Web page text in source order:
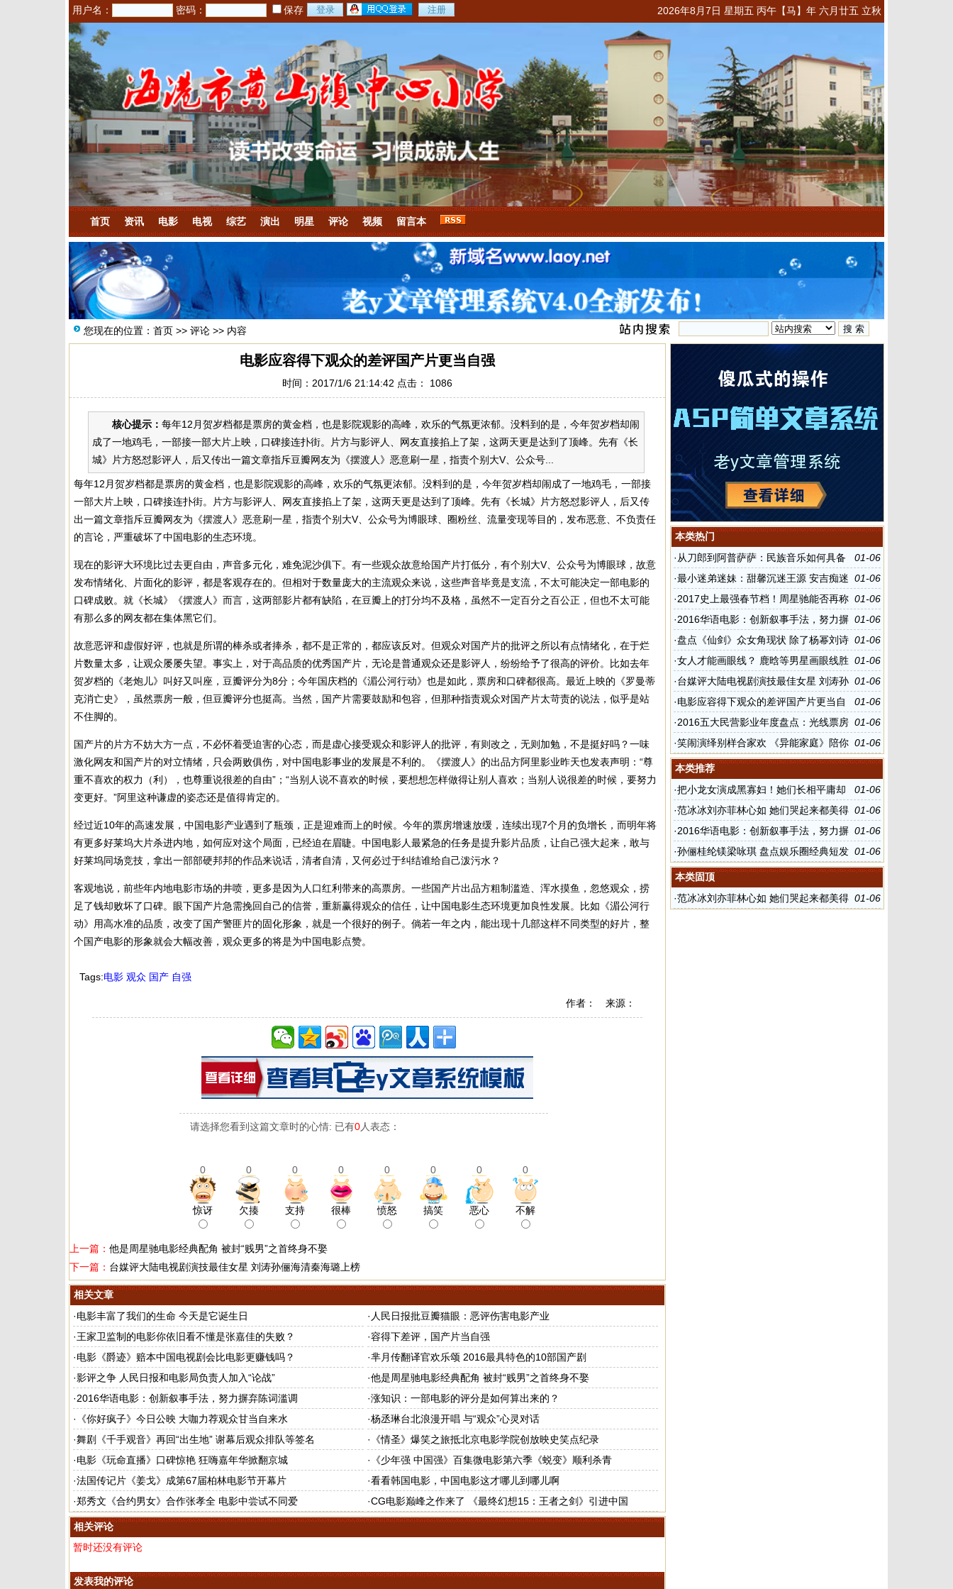
2026年8月7日 星期五 丙午【马】年 六月廿五 立秋
用户名： 密码： 保存
首页 资讯 电影 电视 综艺 演出 明星 评论 视频 留言本
您现在的位置： 首页 >> 评论 >> 内容
电影应容得下观众的差评国产片更当自强
时间：2017/1/6 21:14:42 点击： 1086
核心提示： 每年12月贺岁档都是票房的黄金档，也是影院观影的高峰，欢乐的气氛更浓郁。没料到的是，今年贺岁档却闹
成了一地鸡毛，一部接一部大片上映，口碑接连扑街。片方与影评人、网友直接掐上了架，这两天更是达到了顶峰。先有《长
城》片方怒怼影评人，后又传出一篇文章指斥豆瓣网友为《摆渡人》恶意刷一星，指责个别大V、公众号...
每年12月贺岁档都是票房的黄金档，也是影院观影的高峰，欢乐的气氛更浓郁。没料到的是，今年贺岁档却闹成了一地鸡毛，一部接
一部大片上映，口碑接连扑街。片方与影评人、网友直接掐上了架，这两天更是达到了顶峰。先有《长城》片方怒怼影评人，后又传
出一篇文章指斥豆瓣网友为《摆渡人》恶意刷一星，指责个别大V、公众号为博眼球、圈粉丝、流量变现等目的，发布恶意、不负责任
的言论，严重破坏了中国电影的生态环境。
现在的影评大环境比过去更自由，声音多元化，难免泥沙俱下。有一些观众故意给国产片打低分，有个别大V、公众号为博眼球，故意
发布情绪化、片面化的影评，都是客观存在的。但相对于数量庞大的主流观众来说，这些声音毕竟是支流，不太可能决定一部电影的
口碑成败。就《长城》《摆渡人》而言，这两部影片都有缺陷，在豆瓣上的打分均不及格，虽然不一定百分之百公正，但也不太可能
有那么多的网友都在集体黑它们。
故意恶评和虚假好评，也就是所谓的棒杀或者捧杀，都不是正常的，都应该反对。但观众对国产片的批评之所以有点情绪化，在于烂
片数量太多，让观众屡屡失望。事实上，对于高品质的优秀国产片，无论是普通观众还是影评人，纷纷给予了很高的评价。比如去年
贺岁档的《老炮儿》叫好又叫座，豆瓣评分为8分；今年国庆档的《湄公河行动》也是如此，票房和口碑都很高。最近上映的《罗曼蒂
克消亡史》，虽然票房一般，但豆瓣评分也挺高。当然，国产片需要鼓励和包容，但那种指责观众对国产片太苛责的说法，似乎是站
不住脚的。
国产片的片方不妨大方一点，不必怀着受迫害的心态，而是虚心接受观众和影评人的批评，有则改之，无则加勉，不是挺好吗？一味
激化网友和国产片的对立情绪，只会两败俱伤，对中国电影事业的发展是不利的。《摆渡人》的出品方阿里影业昨天也发表声明：“尊
重不喜欢的权力（利），也尊重说很差的自由”；“当别人说不喜欢的时候，要想想怎样做得让别人喜欢；当别人说很差的时候，要努力
变更好。”阿里这种谦虚的姿态还是值得肯定的。
经过近10年的高速发展，中国电影产业遇到了瓶颈，正是迎难而上的时候。今年的票房增速放缓，连续出现7个月的负增长，而明年将
有更多好莱坞大片杀进内地，如何应对这个局面，已经迫在眉睫。中国电影人最紧急的任务是提升影片品质，让自己强大起来，敢与
好莱坞同场竞技，拿出一部部硬邦邦的作品来说话，清者自清，又何必过于纠结谁给自己泼污水？
客观地说，前些年内地电影市场的井喷，更多是因为人口红利带来的高票房。一些国产片出品方粗制滥造、浑水摸鱼，忽悠观众，捞
足了钱却败坏了口碑。眼下国产片急需挽回自己的信誉，重新赢得观众的信任，让中国电影生态环境更加良性发展。比如《湄公河行
动》用高水准的品质，改变了国产警匪片的固化形象，就是一个很好的例子。倘若一年之内，能出现十几部这样不同类型的好片，整
个国产电影的形象就会大幅改善，观众更多的将是为中国电影点赞。
Tags:电影 观众 国产 自强
作者： 来源：
请选择您看到这篇文章时的心情: 已有0人表态：
0 0 0 0 0 0 0 0
惊讶 欠揍 支持 很棒 愤怒 搞笑 恶心 不解
上一篇： 他是周星驰电影经典配角 被封“贱男”之首终身不娶
下一篇： 台媒评大陆电视剧演技最佳女星 刘涛孙俪海清秦海璐上榜
相关文章
·电影丰富了我们的生命 今天是它诞生日 · 人民日报批豆瓣猫眼：恶评伤害电影产业
·王家卫监制的电影你依旧看不懂是张嘉佳的失败？ ·容得下差评，国产片当自强
·电影《爵迹》赔本中国电视剧会比电影更赚钱吗？ ·芈月传翻译官欢乐颂 2016最具特色的10部国产剧
·影评之争 人民日报和电影局负责人加入“论战” ·他是周星驰电影经典配角 被封“贱男”之首终身不娶
·2016华语电影：创新叙事手法，努力摒弃陈词滥调 ·涨知识：一部电影的评分是如何算出来的？
·
《你好疯子》今日公映 大咖力荐观众甘当自来水 ·杨丞琳台北浪漫开唱 与“观众”心灵对话
·舞剧《千手观音》再回“出生地” 谢幕后观众排队等签名 ·
《情圣》爆笑之旅抵北京电影学院创放映史笑点纪录
·电影《玩命直播》口碑惊艳 狂嗨嘉年华掀翻京城 ·
《少年强 中国强》百集微电影第六季《蜕变》顺利杀青
·法国传记片《姜戈》成第67届柏林电影节开幕片 ·看看韩国电影，中国电影这才哪儿到哪儿啊
·郑秀文《合约男女》合作张孝全 电影中尝试不同爱 ·CG电影巅峰之作来了 《最终幻想15：王者之剑》引进中国
相关评论
暂时还没有评论
发表我的评论
本类热门
01-06
· 从刀郎到阿普萨萨：民族音乐如何具备
当下性？
01-06
·最小迷弟迷妹：甜馨沉迷王源 安吉痴迷
赵丽颖
01-06
·2017史上最强春节档！周星驰能否再称
王？
01-06
·2016华语电影：创新叙事手法，努力摒
弃陈词滥调
01-06
·盘点《仙剑》众女角现状 除了杨幂刘诗
诗唐嫣还有她们
01-06
·女人才能画眼线？ 鹿晗等男星画眼线胜
过女人
01-06
·台媒评大陆电视剧演技最佳女星 刘涛孙
俪海清秦海璐上榜
01-06
·电影应容得下观众的差评国产片更当自
强
01-06
·2016五大民营影业年度盘点：光线票房
夺冠 乐视增速最快
01-06
·笑闹演绎别样合家欢 《异能家庭》陪你
过新年
本类推荐
01-06
·把小龙女演成黑寡妇！她们长相平庸却
硬要演绝世美女
01-06
·范冰冰刘亦菲林心如 她们哭起来都美得
让人心疼
01-06
·2016华语电影：创新叙事手法，努力摒
弃陈词滥调
01-06
·孙俪桂纶镁梁咏琪 盘点娱乐圈经典短发
女神
本类固顶
01-06
·范冰冰刘亦菲林心如 她们哭起来都美得